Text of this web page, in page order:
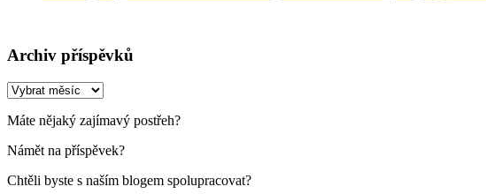
Archiv příspěvků
Archiv
Máte nějaký zajímavý postřeh?
Námět na příspěvek?
Chtěli byste s naším blogem spolupracovat?